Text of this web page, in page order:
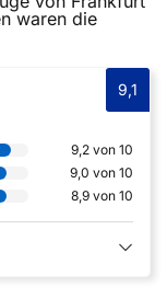
waren die
9,1
9,2 von 10
9,0 von 10
8,9 von 10